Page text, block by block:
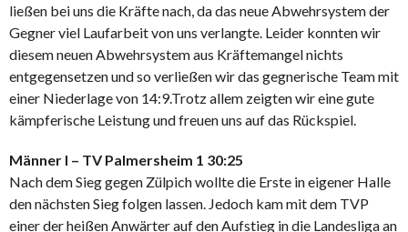
ließen bei uns die Kräfte nach, da das neue Abwehrsystem der
Gegner viel Laufarbeit von uns verlangte. Leider konnten wir
diesem neuen Abwehrsystem aus Kräftemangel nichts
entgegensetzen und so verließen wir das gegnerische Team mit
einer Niederlage von 14:9.Trotz allem zeigten wir eine gute
kämpferische Leistung und freuen uns auf das Rückspiel.
Männer I – TV Palmersheim 1 30:25
Nach dem Sieg gegen Zülpich wollte die Erste in eigener Halle
den nächsten Sieg folgen lassen. Jedoch kam mit dem TVP
einer der heißen Anwärter auf den Aufstieg in die Landesliga an